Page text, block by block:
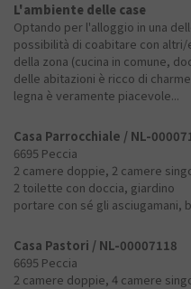
L'ambiente delle case
Optando per l'alloggio in una
possibilità di coabitare con
della zona (cucina in comune,
delle abitazioni è ricco di
legna è veramente piacevole...
Casa Parrocchiale / NL-
6695 Peccia
2 camere doppie, 2 camere
2 toilette con doccia, giardino
portare con sé gli asciugamani,
Casa Pastori / NL-00007118
6695 Peccia
2 camere doppie, 4 camere